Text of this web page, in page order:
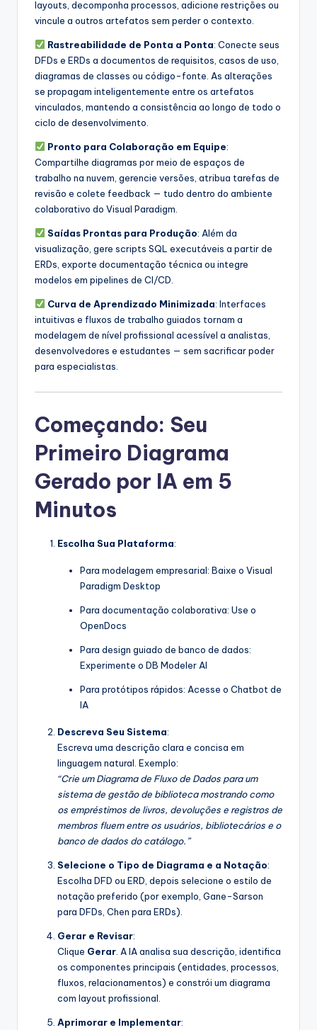
layouts, decomponha processos, adicione restrições ou
vincule a outros artefatos sem perder o contexto.
Rastreabilidade de Ponta a Ponta: Conecte seus
DFDs e ERDs a documentos de requisitos, casos de uso,
diagramas de classes ou código-fonte. As alterações
se propagam inteligentemente entre os artefatos
vinculados, mantendo a consistência ao longo de todo o
ciclo de desenvolvimento.
Pronto para Colaboração em Equipe:
Compartilhe diagramas por meio de espaços de
trabalho na nuvem, gerencie versões, atribua tarefas de
revisão e colete feedback — tudo dentro do ambiente
colaborativo do Visual Paradigm.
Saídas Prontas para Produção: Além da
visualização, gere scripts SQL executáveis a partir de
ERDs, exporte documentação técnica ou integre
modelos em pipelines de CI/CD.
Curva de Aprendizado Minimizada: Interfaces
intuitivas e fluxos de trabalho guiados tornam a
modelagem de nível profissional acessível a analistas,
desenvolvedores e estudantes — sem sacrificar poder
para especialistas.
Começando: Seu
Primeiro Diagrama
Gerado por IA em 5
Minutos
Escolha Sua Plataforma:
Para modelagem empresarial: Baixe o Visual
Paradigm Desktop
Para documentação colaborativa: Use o
OpenDocs
Para design guiado de banco de dados:
Experimente o DB Modeler AI
Para protótipos rápidos: Acesse o Chatbot de
IA
Descreva Seu Sistema:
Escreva uma descrição clara e concisa em
linguagem natural. Exemplo:
“Crie um Diagrama de Fluxo de Dados para um
sistema de gestão de biblioteca mostrando como
os empréstimos de livros, devoluções e registros de
membros fluem entre os usuários, bibliotecários e o
banco de dados do catálogo.”
Selecione o Tipo de Diagrama e a Notação:
Escolha DFD ou ERD, depois selecione o estilo de
notação preferido (por exemplo, Gane-Sarson
para DFDs, Chen para ERDs).
Gerar e Revisar:
Clique Gerar . A IA analisa sua descrição, identifica
os componentes principais (entidades, processos,
fluxos, relacionamentos) e constrói um diagrama
com layout profissional.
Aprimorar e Implementar: